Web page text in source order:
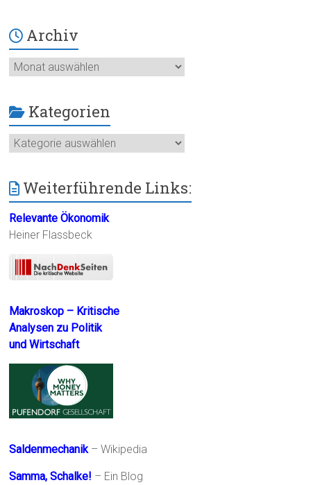
Archiv
Archiv
Kategorien
Kategorien
Weiterführende Links:
Relevante Ökonomik
Heiner Flassbeck
Makroskop – Kritische
Analysen zu Politik
und Wirtschaft
Saldenmechanik– Wikipedia
Samma, Schalke! – Ein Blog